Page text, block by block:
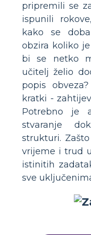
pripremili se
ispunili
kako se
obzira koliko
bi se netko
učitelj želio
popis
kratki -
Potrebno je
stvaranje
strukturi.
vrijeme i trud
istinitih
sve